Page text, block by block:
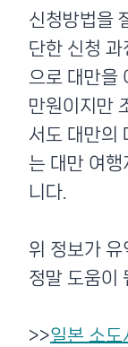
신청방법을
단한 신청
으로 대만을
만원이지만
서도 대만의
는 대만 여
니다.
위 정보가
정말 도움이
>>일본 소